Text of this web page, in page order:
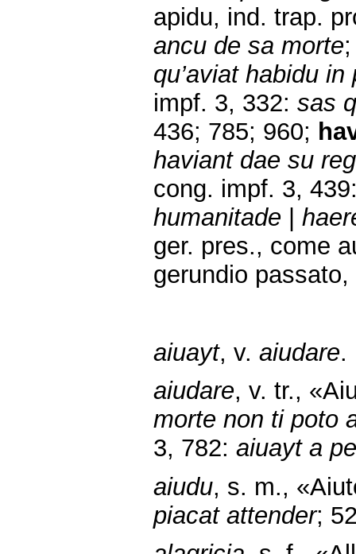
apidu, ind. trap.
ancu de sa morte
qu’aviat habidu
impf. 3, 332: sas
436; 785; 960;
haviant dae su
cong. impf. 3,
humanitade
ger. pres., come
gerundio passato,
aiuayt, v. aiudare.
aiudare, v. tr.,
morte non ti poto
3, 782: aiuayt a
aiudu, s. m.,
piacat attender;